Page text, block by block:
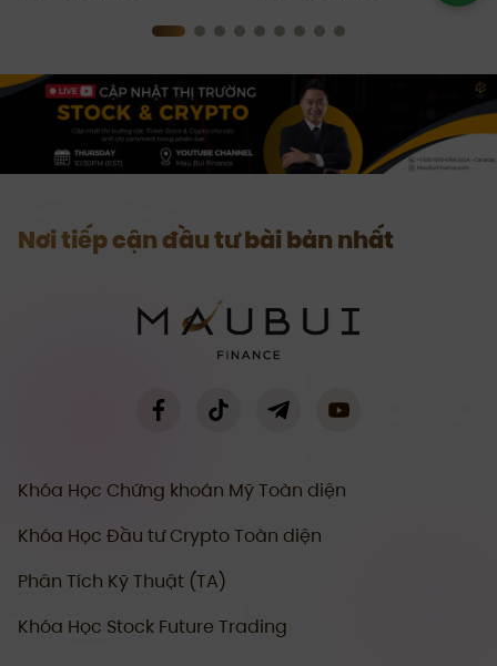
Nơi tiếp cận đầu tư bài bản nhất
Khóa Học Chứng khoán Mỹ Toàn diện
Khóa Học Đầu tư Crypto Toàn diện
Phân Tích Kỹ Thuật (TA)
Khóa Học Stock Future Trading